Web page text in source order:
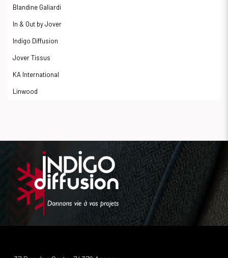
Blandine Galiardi
In & Out by Jover
Indigo Diffusion
Jover Tissus
KA International
Linwood